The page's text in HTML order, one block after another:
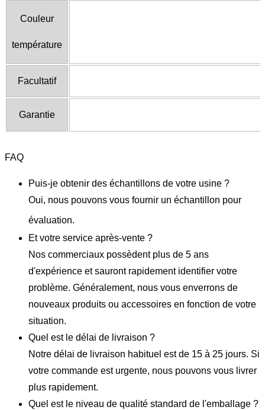
Couleur
température
Facultatif
Garantie
FAQ
Puis-je obtenir des échantillons de votre usine ?
Oui, nous pouvons vous fournir un échantillon pour
évaluation.
Et votre service après-vente ?
Nos commerciaux possèdent plus de 5 ans
d'expérience et sauront rapidement identifier votre
problème. Généralement, nous vous enverrons de
nouveaux produits ou accessoires en fonction de votre
situation.
Quel est le délai de livraison ?
Notre délai de livraison habituel est de 15 à 25 jours. Si
votre commande est urgente, nous pouvons vous livrer
plus rapidement.
Quel est le niveau de qualité standard de l'emballage ?